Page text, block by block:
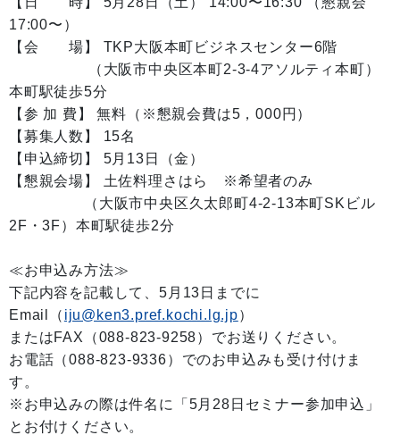
17:00〜）
【会 場】 TKP大阪本町ビジネスセンター6階
（大阪市中央区本町2-3-4アソルティ本町）
本町駅徒歩5分
【参 加 費】 無料（※懇親会費は5，000円）
【募集人数】 15名
【申込締切】 5月13日（金）
【懇親会場】 土佐料理さはら ※希望者のみ
（大阪市中央区久太郎町4-2-13本町SKビル
2F・3F）本町駅徒歩2分
≪お申込み方法≫
下記内容を記載して、5月13日までに
Email（ iju@ken3.pref.kochi.lg.jp）
またはFAX（088-823-9258）でお送りください。
お電話（088-823-9336）でのお申込みも受け付けま
す。
※お申込みの際は件名に「5月28日セミナー参加申込」
とお付けください。